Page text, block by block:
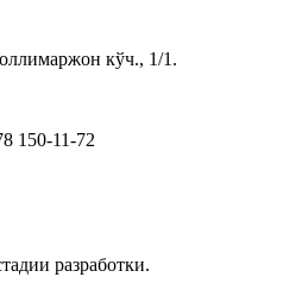
кўч., 1/1.
150-11-72
разработки.